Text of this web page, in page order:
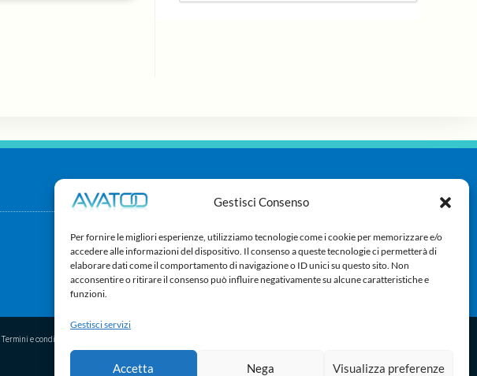
Gestisci Consenso
Per fornire le migliori esperienze, utilizziamo tecnologie come i cookie per memorizzare e/o
accedere alle informazioni del dispositivo. Il consenso a queste tecnologie ci permetterà di
elaborare dati come il comportamento di navigazione o ID unici su questo sito. Non
acconsentire o ritirare il consenso può influire negativamente su alcune caratteristiche e
funzioni.
Gestisci servizi
Accetta Nega Visualizza preferenze
Termini e condizioni